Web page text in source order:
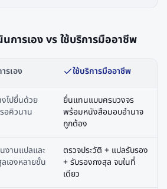
นการเอง vs ใช้บริการมืออาชีพ
รเอง ใช้บริการมืออาชีพ
ไปยื่นด้วย
อคิวนาน
ยื่นแทนแบบครบวงจร
พร้อมหนังสือมอบอำนาจ
ถูกต้อง
งานแปลและ
เองหลายขั้น
ตรวจประวัติ + แปลรับรอง
+ รับรองกงสุล จบในที่
เดียว